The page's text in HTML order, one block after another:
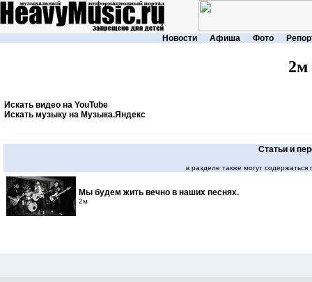
Новости Афиша Фото
2м
Искать видео на YouTube
Искать музыку на Музыка.Яндекс
Статьи и
в разделе также могут
Мы будем жить вечно в наших песнях.
2м